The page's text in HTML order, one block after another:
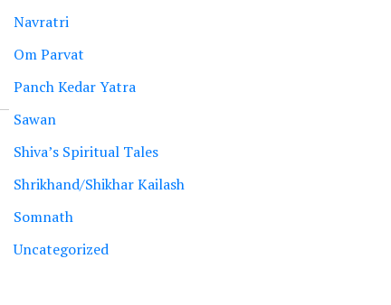
Navratri
Om Parvat
Panch Kedar Yatra
Sawan
Shiva’s Spiritual Tales
Shrikhand/Shikhar Kailash
Somnath
Uncategorized